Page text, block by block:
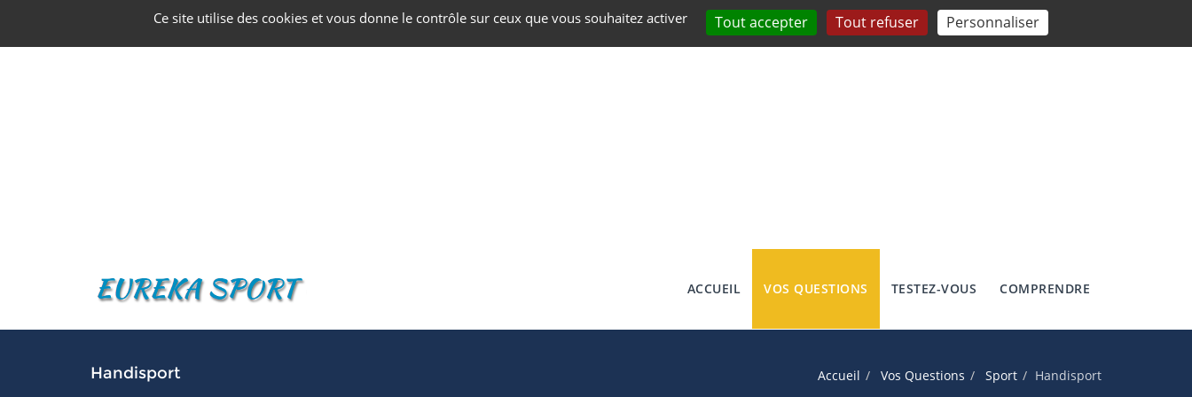
ACCUEIL VOS QUESTIONS TESTEZ-VOUS COMPRENDRE
Handisport Accueil Vos Questions Sport Handisport
Ce site utilise des cookies et vous donne le contrôle sur ceux que vous souhaitez activer Tout accepter Tout refuser Personnaliser